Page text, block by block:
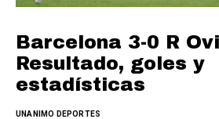
Barcelona 3-0 R
Resultado, goles y
estadísticas
UNANIMO DEPORTES